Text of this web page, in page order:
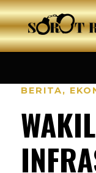
BERITA,